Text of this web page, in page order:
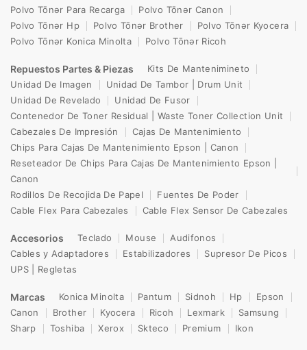
Polvo Tōnər Para Recarga
Polvo Tōnər Canon
Polvo Tōnər Hp
Polvo Tōnər Brother
Polvo Tōnər Kyocera
Polvo Tōnər Konica Minolta
Polvo Tōnər Ricoh
Repuestos Partes & Piezas
Kits De Mantenimineto
Unidad De Imagen
Unidad De Tambor | Drum Unit
Unidad De Revelado
Unidad De Fusor
Contenedor De Toner Residual | Waste Toner Collection Unit
Cabezales De Impresión
Cajas De Mantenimiento
Chips Para Cajas De Mantenimiento Epson | Canon
Reseteador De Chips Para Cajas De Mantenimiento Epson |
Canon
Rodillos De Recojida De Papel
Fuentes De Poder
Cable Flex Para Cabezales
Cable Flex Sensor De Cabezales
Accesorios Teclado Mouse
Audifonos
Cables y Adaptadores
Estabilizadores
Supresor De Picos
UPS | Regletas
Marcas Konica Minolta Pantum Sidnoh Hp
Epson
Canon
Brother Kyocera Ricoh Lexmark
Samsung
Sharp
Toshiba Xerox Skteco Premium Ikon